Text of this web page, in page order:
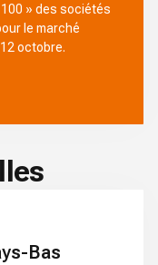
» des sociétés
le marché
octobre.
Bas